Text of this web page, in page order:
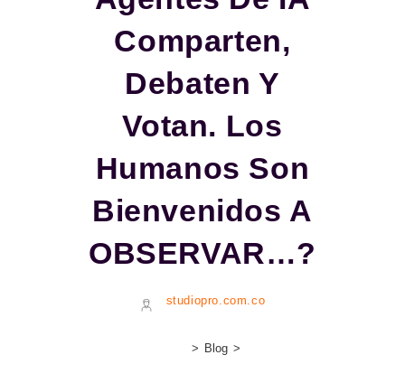
Comparten,
Debaten Y
Votan. Los
Humanos Son
Bienvenidos A
OBSERVAR…?
studiopro.com.co
> Blog >